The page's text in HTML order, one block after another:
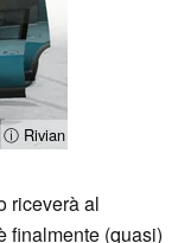
ⓘ Rivian
riceverà al
finalmente (quasi)